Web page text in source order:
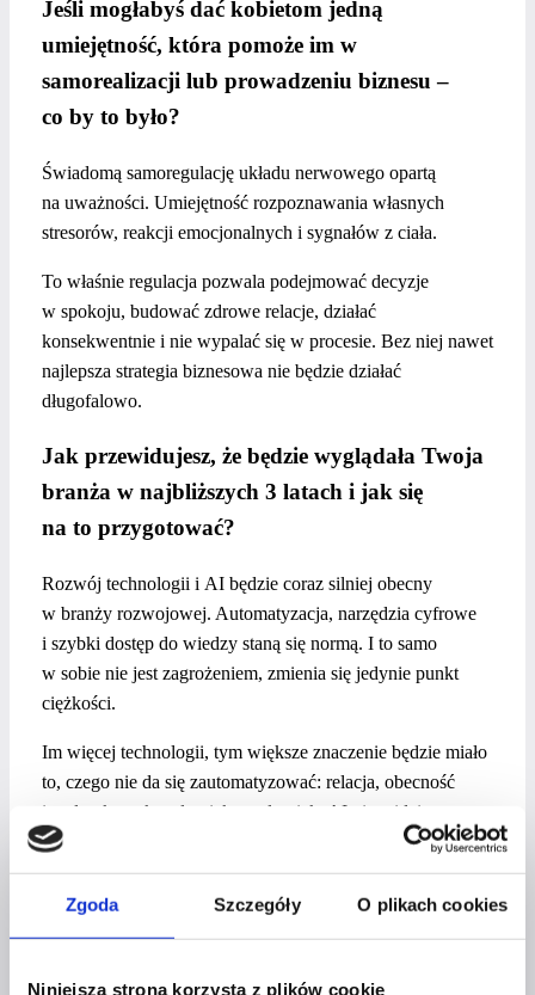
Zgoda Szczegóły O plikach cookies
Niniejsza strona korzysta z plików cookie
Jeśli mogłabyś dać kobietom jedną
umiejętność, która pomoże im w
samorealizacji lub prowadzeniu biznesu –
co by to było?
Świadomą samoregulację układu nerwowego opartą
na uważności. Umiejętność rozpoznawania własnych
stresorów, reakcji emocjonalnych i sygnałów z ciała.
To właśnie regulacja pozwala podejmować decyzje
w spokoju, budować zdrowe relacje, działać
konsekwentnie i nie wypalać się w procesie. Bez niej nawet
najlepsza strategia biznesowa nie będzie działać
długofalowo.
Jak przewidujesz, że będzie wyglądała Twoja
branża w najbliższych 3 latach i jak się
na to przygotować?
Rozwój technologii i AI będzie coraz silniej obecny
w branży rozwojowej. Automatyzacja, narzędzia cyfrowe
i szybki dostęp do wiedzy staną się normą. I to samo
w sobie nie jest zagrożeniem, zmienia się jedynie punkt
ciężkości.
Im więcej technologii, tym większe znaczenie będzie miało
to, czego nie da się zautomatyzować: relacja, obecność
i realny kontakt człowiek – człowiek. AI nie widzi mowy
ciała, nie słyszy pauz, nie wyczuwa napięcia ani emocji
ukrytych między słowami. Nie zauważy opuszczonego
wzroku, zmiany tonu głosu czy tego, jak ciało reaguje
Dlatego przyszłość należy do ekspertów, którzy potrafią